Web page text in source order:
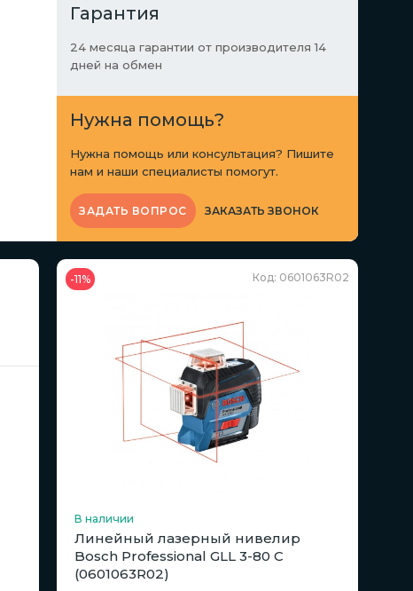
Гарантия
24 месяца гарантии от производителя 14
дней на обмен
Нужна помощь?
Нужна помощь или консультация? Пишите
нам и наши специалисты помогут.
ЗАДАТЬ ВОПРОС ЗАКАЗАТЬ ЗВОНОК
-11% Код: 0601063R02
В наличии
Линейный лазерный нивелир
Bosch Professional GLL 3-80 C
(0601063R02)